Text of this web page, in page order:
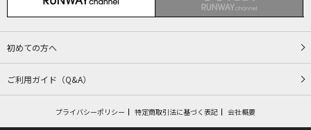
初めての方へ
ご利用ガイド（Q&A）
プライバシーポリシー 特定商取引法に基づく表記 会社概要